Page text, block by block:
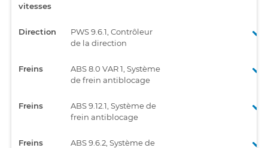
vitesses
Direction
PWS 9.6.1, Contrôleur
de la direction
Freins
ABS 8.0 VAR 1, Système
de frein antiblocage
Freins
ABS 9.12.1, Système de
frein antiblocage
Freins
ABS 9.6.2, Système de